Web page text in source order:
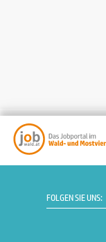
FOLGEN SIE UNS: